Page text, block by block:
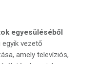
egyesüléséből
egyik vezető
amely televíziós,